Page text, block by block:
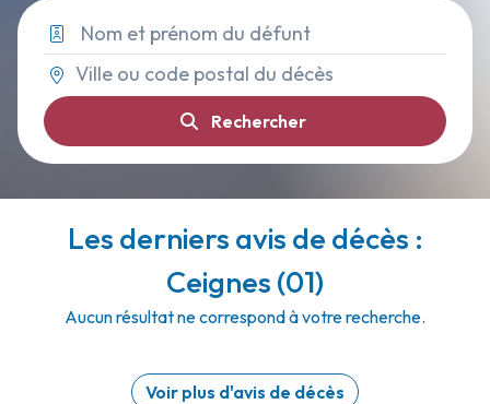
Rechercher
Les derniers avis de décès :
Ceignes (01)
Aucun résultat ne correspond à votre recherche.
Voir plus d'avis de décès